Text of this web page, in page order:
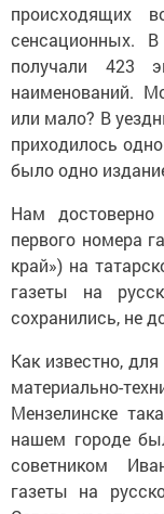
происходящих
сенсационных.
получали 423
наименований.
или мало? В
приходилось
было одно
Нам
первого номера
край») на
газеты на
сохранились, не
Как известно,
материально-
Мензелинске
нашем городе
советником
газеты на